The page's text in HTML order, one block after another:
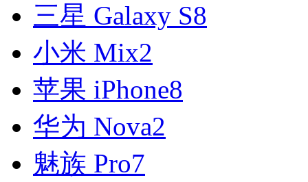
三星 Galaxy S8
小米 Mix2
苹果 iPhone8
华为 Nova2
魅族 Pro7